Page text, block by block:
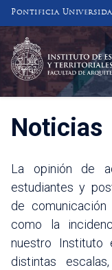
Pontificia
INSTITUTO
Y
FACULTAD DE
Noticias
La opinión de
estudiantes y
de
como la
nuestro Instituto
distintas